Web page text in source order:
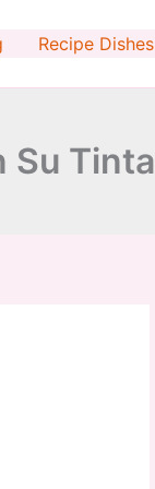
Recipe Dishes
Su Tinta